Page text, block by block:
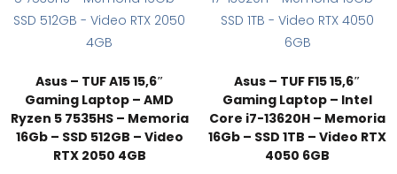
Asus – TUF A15 15,6″
Gaming Laptop – AMD
Ryzen 5 7535HS – Memoria
16Gb – SSD 512GB – Video
RTX 2050 4GB
Asus – TUF F15 15,6″
Gaming Laptop – Intel
Core i7-13620H – Memoria
16Gb – SSD 1TB – Video RTX
4050 6GB